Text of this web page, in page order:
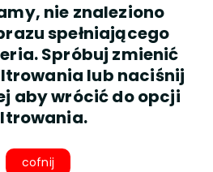
nie znaleziono
spełniającego
Spróbuj zmienić
lub naciśnij
aby wrócić do opcji
cofnij